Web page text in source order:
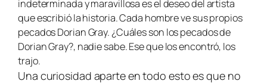
indeterminada y maravillosa es el deseo del artista
que escribió la historia. Cada hombre ve sus propios
pecados Dorian Gray. ¿Cuáles son los pecados de
Dorian Gray?, nadie sabe. Ese que los encontró, los
trajo.
Una curiosidad aparte en todo esto es que no